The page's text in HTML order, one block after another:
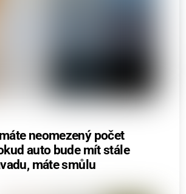
neomezený počet
auto bude mít stále
máte smůlu